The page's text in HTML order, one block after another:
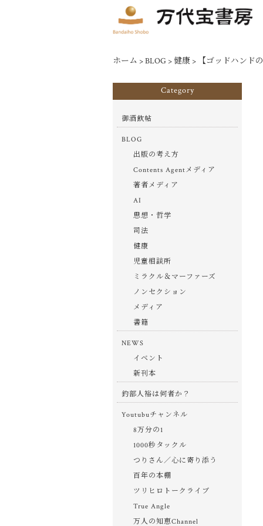
ホーム >BLOG >健康 > 【ゴッドハンド
Category
御酒飲帖
BLOG
出版の考え方
Contents Agentメディア
著者メディア
AI
思想・哲学
司法
健康
児童相談所
ミラクル＆マーファーズ
ノンセクション
メディア
書籍
NEWS
イベント
新刊本
釣部人裕は何者か？
Youtubuチャンネル
8万分の1
1000秒タックル
つりさん／心に寄り添う
百年の本棚
ツリヒロトークライブ
True Angle
万人の知恵Channel